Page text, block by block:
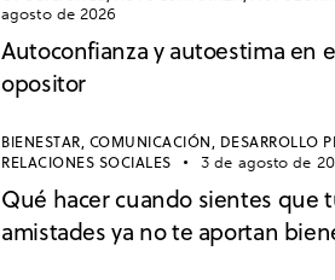
agosto de 2026
Autoconfianza y autoestima en
opositor
BIENESTAR, COMUNICACIÓN, DESARROLLO
RELACIONES SOCIALES
3 de agosto de
Qué hacer cuando sientes que
amistades ya no te aportan